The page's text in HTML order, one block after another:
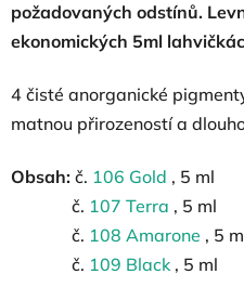
požadovaných odstínů.
ekonomických 5ml
4 čisté anorganické
matnou přirozeností a
Obsah: č. 106 Gold , 5 ml
č. 107 Terra , 5 ml
č. 108 Amarone , 5
č. 109 Black , 5 ml